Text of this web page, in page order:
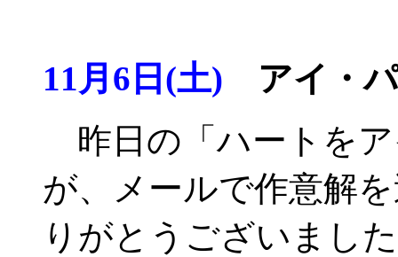
11月6日(土) アイ・
昨日の「ハートを
が、メールで作意解
りがとうございまし